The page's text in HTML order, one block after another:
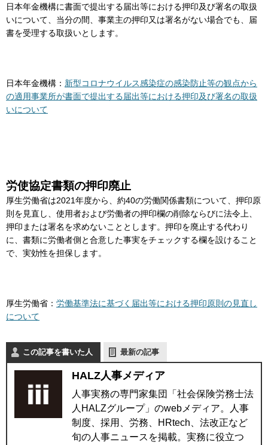
日本年金機構に書面で提出する届出等における押印及び署名の取扱
いについて、当分の間、事業主の押印又は署名がない場合でも、届
書を受理する取扱いとします。
日本年金機構： 新型コロナウイルス感染症の感染防止等の観点から
の適用事業所が書面で提出する届出等における押印及び署名の取扱
いについて
労使協定書類の押印廃止
厚生労働省は2021年度から、約40の労働関係書類について、押印原
則を見直し、使用者および労働者の押印欄の削除ならびに法令上、
押印または署名を求めないこととします。押印を廃止する代わり
に、書類に労働者側と合意した事実をチェックする欄を設けること
で、実効性を担保します。
厚生労働省： 労働基準法に基づく届出等における押印原則の見直し
について
この記事を書いた人 最新の記事
HALZ人事メディア
人事実務の専門家集団「社会保険労務士法
人HALZグループ」のwebメディア。人事
制度、採用、労務、HRtech、法改正など
旬の人事ニュースを掲載。実務に役立つ